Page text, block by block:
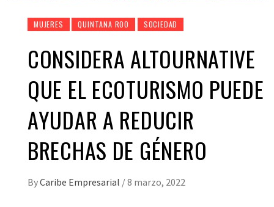
MUJERES QUINTANA ROO SOCIEDAD
CONSIDERA ALTOURNATIVE
QUE EL ECOTURISMO PUEDE
AYUDAR A REDUCIR
BRECHAS DE GÉNERO
ByCaribe Empresarial /8 marzo, 2022